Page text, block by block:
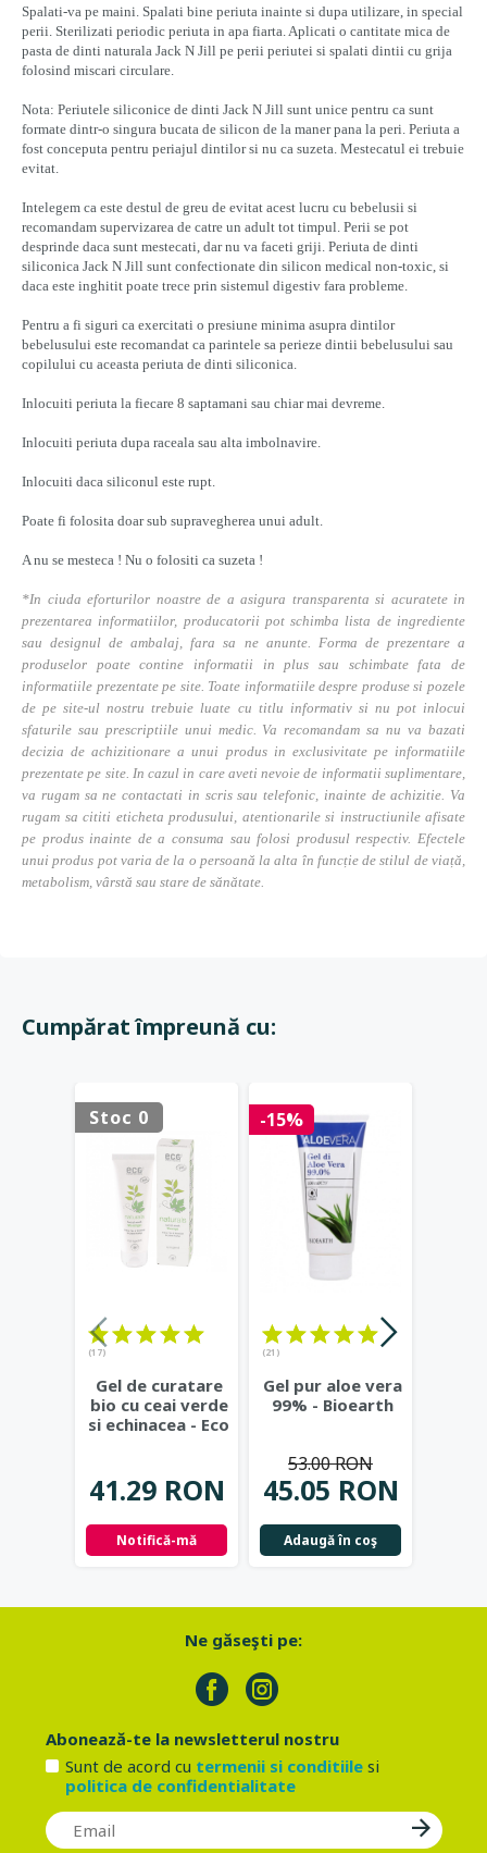
Spalati-va pe maini. Spalati bine periuta inainte si dupa utilizare, in special
perii. Sterilizati periodic periuta in apa fiarta. Aplicati o cantitate mica de
pasta de dinti naturala Jack N Jill pe perii periutei si spalati dintii cu grija
folosind miscari circulare.
Nota: Periutele siliconice de dinti Jack N Jill sunt unice pentru ca sunt
formate dintr-o singura bucata de silicon de la maner pana la peri. Periuta a
fost conceputa pentru periajul dintilor si nu ca suzeta. Mestecatul ei trebuie
evitat.
Intelegem ca este destul de greu de evitat acest lucru cu bebelusii si
recomandam supervizarea de catre un adult tot timpul. Perii se pot
desprinde daca sunt mestecati, dar nu va faceti griji. Periuta de dinti
siliconica Jack N Jill sunt confectionate din silicon medical non-toxic, si
daca este inghitit poate trece prin sistemul digestiv fara probleme.
Pentru a fi siguri ca exercitati o presiune minima asupra dintilor
bebelusului este recomandat ca parintele sa perieze dintii bebelusului sau
copilului cu aceasta periuta de dinti siliconica.
Inlocuiti periuta la fiecare 8 saptamani sau chiar mai devreme.
Inlocuiti periuta dupa raceala sau alta imbolnavire.
Inlocuiti daca siliconul este rupt.
Poate fi folosita doar sub supravegherea unui adult.
A nu se mesteca ! Nu o folositi ca suzeta !
*In ciuda eforturilor noastre de a asigura transparenta si acuratete in
prezentarea informatiilor, producatorii pot schimba lista de ingrediente
sau designul de ambalaj, fara sa ne anunte. Forma de prezentare a
produselor poate contine informatii in plus sau schimbate fata de
informatiile prezentate pe site. Toate informatiile despre produse si pozele
de pe site-ul nostru trebuie luate cu titlu informativ si nu pot inlocui
sfaturile sau prescriptiile unui medic. Va recomandam sa nu va bazati
decizia de achizitionare a unui produs in exclusivitate pe informatiile
prezentate pe site. In cazul in care aveti nevoie de informatii suplimentare,
va rugam sa ne contactati in scris sau telefonic, inainte de achizitie. Va
rugam sa cititi eticheta produsului, atentionarile si instructiunile afisate
pe produs inainte de a consuma sau folosi produsul respectiv. Efectele
unui produs pot varia de la o persoană la alta în funcție de stilul de viață,
metabolism, vârstă sau stare de sănătate.
Cumpărat împreună cu:
Stoc 0
(17)
Gel de curatare
bio cu ceai verde
si echinacea - Eco
41.29 RON
Notifică-mă
-15%
(21)
Gel pur aloe vera
99% - Bioearth
45.05 RON
53.00 RON
Adaugă în coş
Ne găseşti pe:
Abonează-te la newsletterul nostru
Sunt de acord cu termenii si conditiilesi
politica de confidentialitate